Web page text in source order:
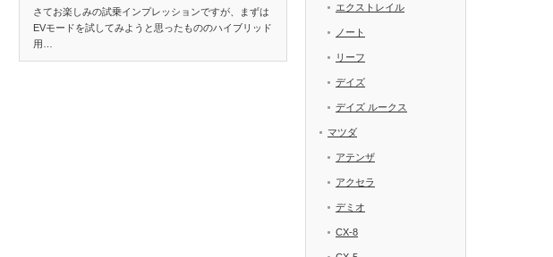
さてお楽しみの試乗インプレッションですが、まずは
EVモードを試してみようと思ったもののハイブリッド
用…
エクストレイル
ノート
リーフ
デイズ
デイズ ルークス
マツダ
アテンザ
アクセラ
デミオ
CX-8